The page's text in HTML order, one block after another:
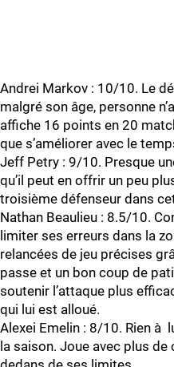
Andrei Markov : 10/10. Le
malgré son âge, personne
affiche 16 points en 20
que s’améliorer avec le
Jeff Petry : 9/10. Presque
qu’il peut en offrir un peu
troisième défenseur dans
Nathan Beaulieu : 8.5/10.
limiter ses erreurs dans la
relancées de jeu précises
passe et un bon coup de
soutenir l’attaque plus
qui lui est alloué.
Alexei Emelin : 8/10. Rien à
la saison. Joue avec plus